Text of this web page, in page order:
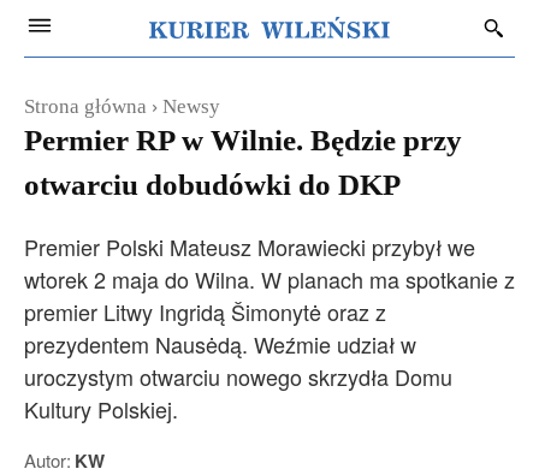
Strona główna Newsy
Permier RP w Wilnie. Będzie przy
otwarciu dobudówki do DKP
Premier Polski Mateusz Morawiecki przybył we
wtorek 2 maja do Wilna. W planach ma spotkanie z
premier Litwy Ingridą Šimonytė oraz z
prezydentem Nausėdą. Weźmie udział w
uroczystym otwarciu nowego skrzydła Domu
Kultury Polskiej.
Autor: KW